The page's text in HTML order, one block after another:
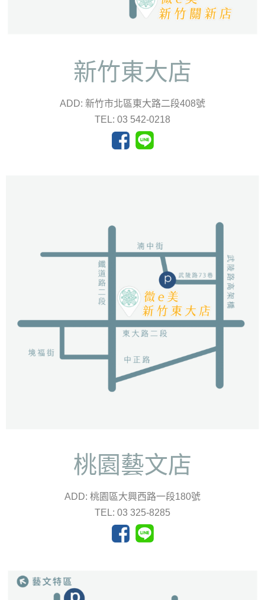
新竹東大店
ADD: 新竹市北區東大路二段408號
TEL: 03 542-0218
桃園藝文店
ADD: 桃園區大興西路一段180號
TEL: 03 325-8285